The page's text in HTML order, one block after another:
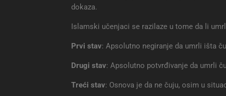
dokaza.
Islamski učenjaci se razilaze u tome da li
Prvi stav: Apsolutno negiranje da umrli išta
Drugi stav: Apsolutno potvrđivanje da umrli
Treći stav: Osnova je da ne čuju, osim u